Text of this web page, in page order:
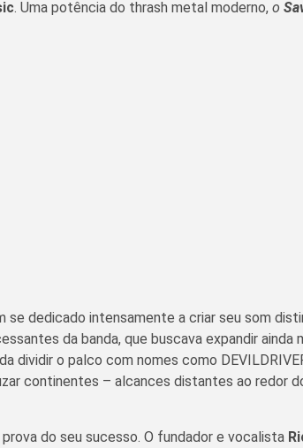
. Uma potência do thrash metal moderno, o
se dedicado intensamente a criar seu som
da banda, que buscava expandir
dividir o palco com nomes como
continentes – alcances distantes ao redor
do seu sucesso. O fundador e vocalista